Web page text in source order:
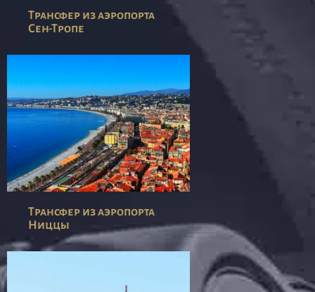
Трансфер из аэропорта
Сен-Тропе
Трансфер из аэропорта
Ниццы